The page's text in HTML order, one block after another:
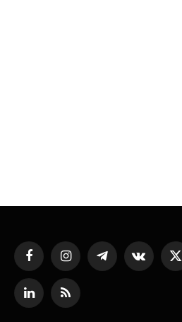
FacebookInstagramTelegramVKontakte
X
LinkedInRSS